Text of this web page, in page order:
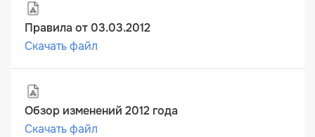
Правила от 03.03.2012
Скачать файл
Обзор изменений 2012 года
Скачать файл